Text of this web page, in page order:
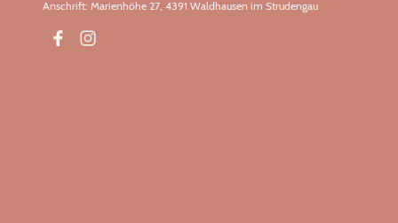
Anschrift: Marienhöhe 27, 4391 Waldhausen im Strudengau